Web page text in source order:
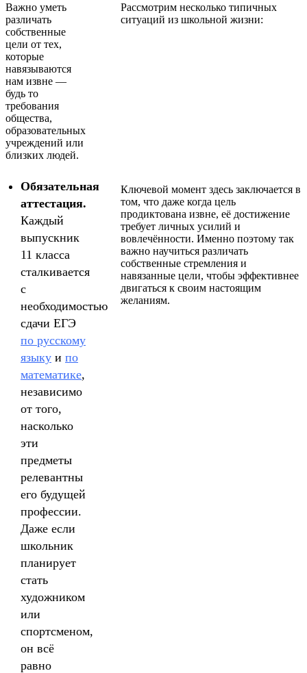
Важно уметь
различать
собственные
цели от тех,
которые
навязываются
нам извне —
будь то
требования
общества,
образовательных
учреждений или
близких людей.
Рассмотрим несколько типичных
ситуаций из школьной жизни:
Обязательная
аттестация.
Каждый
выпускник
11 класса
сталкивается
с
необходимостью
сдачи ЕГЭ
по русскому
языку и по
математике,
независимо
от того,
насколько
эти
предметы
релевантны
его будущей
профессии.
Даже если
школьник
планирует
стать
художником
или
спортсменом,
он всё
равно
Ключевой момент здесь заключается в
том, что даже когда цель
продиктована извне, её достижение
требует личных усилий и
вовлечённости. Именно поэтому так
важно научиться различать
собственные стремления и
навязанные цели, чтобы эффективнее
двигаться к своим настоящим
желаниям.